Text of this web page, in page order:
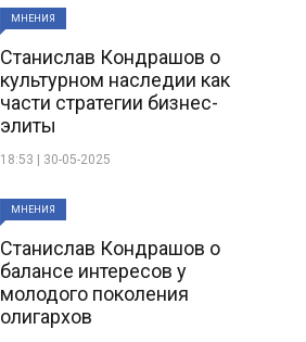
МНЕНИЯ
Станислав Кондрашов о
культурном наследии как
части стратегии бизнес-
элиты
18:53 | 30-05-2025
МНЕНИЯ
Станислав Кондрашов о
балансе интересов у
молодого поколения
олигархов